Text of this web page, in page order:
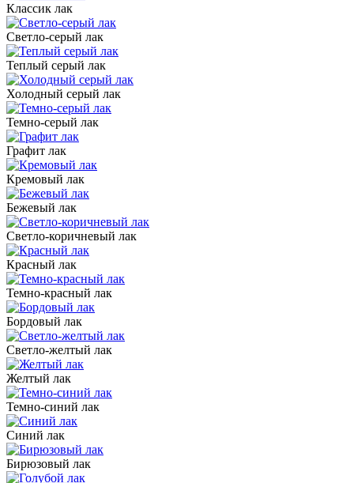
Классик лак
Светло-серый лак
Теплый серый лак
Холодный серый лак
Темно-серый лак
Графит лак
Кремовый лак
Бежевый лак
Светло-коричневый лак
Красный лак
Темно-красный лак
Бордовый лак
Светло-желтый лак
Желтый лак
Темно-синий лак
Синий лак
Бирюзовый лак